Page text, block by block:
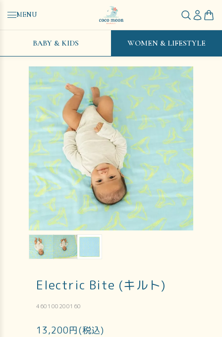
MENU
BABY & KIDS WOMEN & LIFESTYLE
Electric Bite (キルト)
460100200160
13,200円(税込)